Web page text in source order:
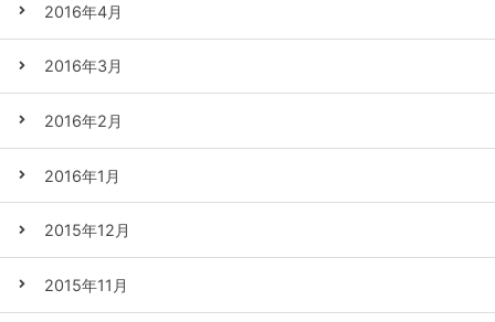
2016年4月
2016年3月
2016年2月
2016年1月
2015年12月
2015年11月